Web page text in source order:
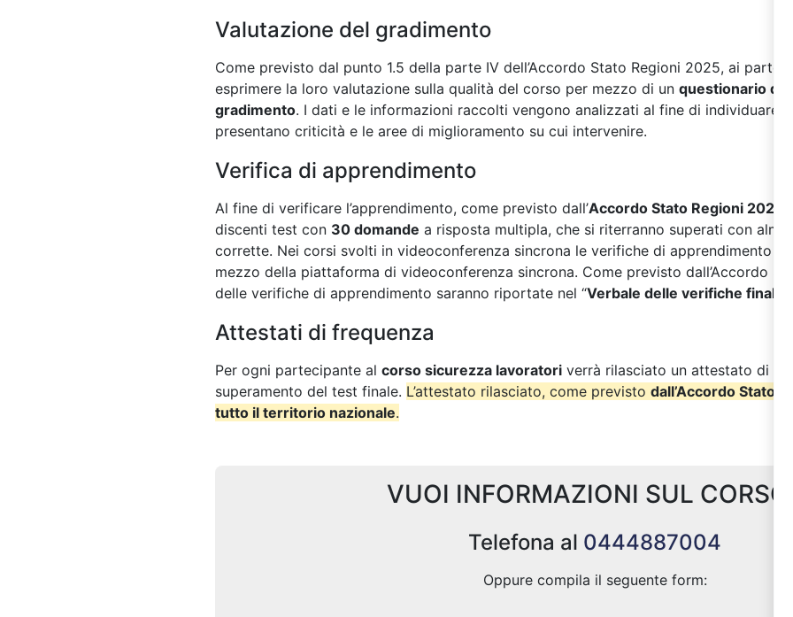
Valutazione del gradimento
Come previsto dal punto 1.5 della parte IV dell’Accordo Stato Regioni 2025, ai
esprimere la loro valutazione sulla qualità del corso per mezzo di un questionario di
gradimento. I dati e le informazioni raccolti vengono analizzati al fine di individuare
presentano criticità e le aree di miglioramento su cui intervenire.
Verifica di apprendimento
Al fine di verificare l’apprendimento, come previsto dall’Accordo Stato Regioni 2025
discenti test con 30 domande a risposta multipla, che si riterranno superati con
corrette. Nei corsi svolti in videoconferenza sincrona le verifiche di apprendimento
mezzo della piattaforma di videoconferenza sincrona. Come previsto dall’Accordo
delle verifiche di apprendimento saranno riportate nel “Verbale delle verifiche finali
Attestati di frequenza
Per ogni partecipante al corso sicurezza lavoratori verrà rilasciato un attestato di
superamento del test finale. L’attestato rilasciato, come previsto dall’Accordo Stato
tutto il territorio nazionale.
VUOI INFORMAZIONI SUL CORSO?
Telefona al 0444887004
Oppure compila il seguente form: